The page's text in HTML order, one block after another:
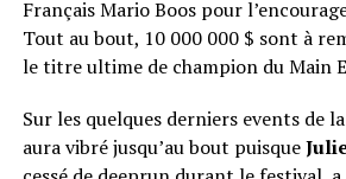
Français Mario Boos pour
Tout au bout, 10 000 000 $ sont à
le titre ultime de champion du Main
Sur les quelques derniers events de
aura vibré jusqu’au bout puisque